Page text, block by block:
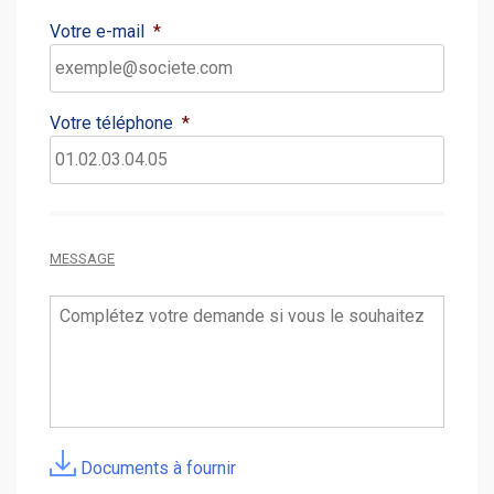
Votre e-mail *
Votre téléphone *
MESSAGE
Documents à fournir